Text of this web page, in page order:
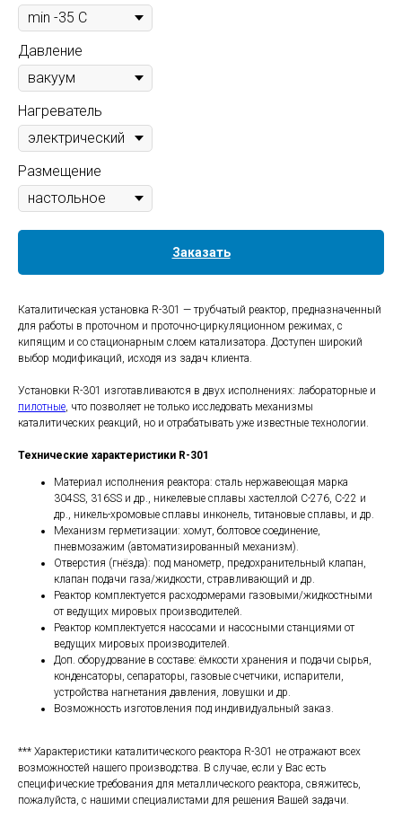
Давление
Нагреватель
Размещение
Заказать
Каталитическая установка R-301 — трубчатый реактор, предназначенный
для работы в проточном и проточно-циркуляционном режимах, с
кипящим и со стационарным слоем катализатора. Доступен широкий
выбор модификаций, исходя из задач клиента.
Установки R-301 изготавливаются в двух исполнениях: лабораторные и
пилотные, что позволяет не только исследовать механизмы
каталитических реакций, но и отрабатывать уже известные технологии.
Технические характеристики R-301
Материал исполнения реактора: сталь нержавеющая марка
304SS, 316SS и др., никелевые сплавы хастеллой C-276, С-22 и
др., никель-хромовые сплавы инконель, титановые сплавы, и др.
Механизм герметизации: хомут, болтовое соединение,
пневмозажим (автоматизированный механизм).
Отверстия (гнёзда): под манометр, предохранительный клапан,
клапан подачи газа/жидкости, стравливающий и др.
Реактор комплектуется расходомерами газовыми/жидкостными
от ведущих мировых производителей.
Реактор комплектуется насосами и насосными станциями от
ведущих мировых производителей.
Доп. оборудование в составе: ёмкости хранения и подачи сырья,
конденсаторы, сепараторы, газовые счетчики, испарители,
устройства нагнетания давления, ловушки и др.
Возможность изготовления под индивидуальный заказ.
*** Характеристики каталитического реактора R-301 не отражают всех
возможностей нашего производства. В случае, если у Вас есть
специфические требования для металлического реактора, свяжитесь,
пожалуйста, с нашими специалистами для решения Вашей задачи.